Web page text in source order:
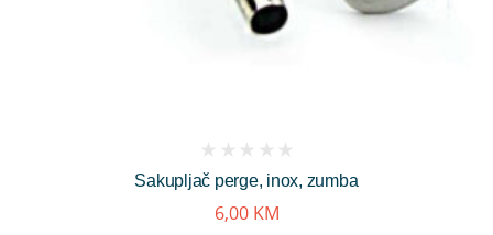
Sakupljač perge, inox, zumba
reviews)
6,00 KM